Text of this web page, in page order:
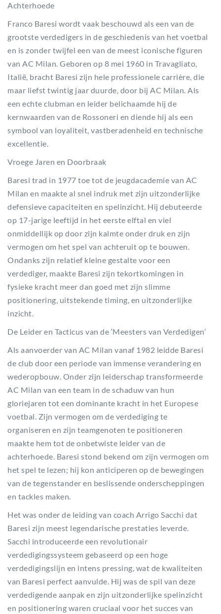
Achterhoede
Franco Baresi wordt vaak beschouwd als een van de
grootste verdedigers in de geschiedenis van het voetbal
en is zonder twijfel een van de meest iconische figuren
van AC Milan. Geboren op 8 mei 1960 in Travagliato,
Italië, bracht Baresi zijn hele professionele carrière, die
maar liefst twintig jaar duurde, door bij AC Milan. Als
een echte clubman en leider belichaamde hij de
kernwaarden van de Rossoneri en diende hij als een
symbool van loyaliteit, vastberadenheid en technische
excellentie.
Vroege Jaren en Doorbraak
Baresi trad in 1977 toe tot de jeugdacademie van AC
Milan en maakte al snel indruk met zijn uitzonderlijke
defensieve capaciteiten en spelinzicht. Hij debuteerde
op 17-jarige leeftijd in het eerste elftal en viel
onmiddellijk op door zijn kalmte onder druk en zijn
vermogen om het spel van achteruit op te bouwen.
Ondanks zijn relatief kleine gestalte voor een
verdediger, maakte Baresi zijn tekortkomingen in
fysieke kracht meer dan goed met zijn slimme
positionering, uitstekende timing, en uitzonderlijke
inzicht.
De Leider en Tacticus van de ‘Meesters van Verdedigen’
Als aanvoerder van AC Milan vanaf 1982 leidde Baresi
de club door een periode van immense verandering en
wederopbouw. Onder zijn leiderschap transformeerde
AC Milan van een team in de schaduw van hun
gloriejaren tot een dominante kracht in het Europese
voetbal. Zijn vermogen om de verdediging te
organiseren en zijn teamgenoten te positioneren
maakte hem tot de onbetwiste leider van de
achterhoede. Baresi stond bekend om zijn vermogen om
het spel te lezen; hij kon anticiperen op de bewegingen
van de tegenstander en beslissende onderscheppingen
en tackles maken.
Het was onder de leiding van coach Arrigo Sacchi dat
Baresi zijn meest legendarische prestaties leverde.
Sacchi introduceerde een revolutionair
verdedigingssysteem gebaseerd op een hoge
verdedigingslijn en intens pressing, wat de kwaliteiten
van Baresi perfect aanvulde. Hij was de spil van deze
verdedigende aanpak en zijn uitzonderlijke spelinzicht
en positionering waren cruciaal voor het succes van